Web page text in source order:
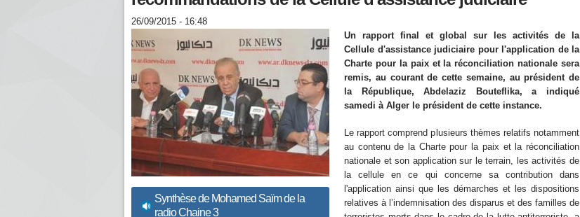
26/09/2015 - 16:48
Synthèse de Mohamed Saïm de la
radio Chaine 3
Un rapport final et global sur les activités de la
Cellule d'assistance judiciaire pour l'application de la
Charte pour la paix et la réconciliation nationale sera
remis, au courant de cette semaine, au président de
la République, Abdelaziz Bouteflika, a indiqué
samedi à Alger le président de cette instance.
Le rapport comprend plusieurs thèmes relatifs notamment
au contenu de la Charte pour la paix et la réconciliation
nationale et son application sur le terrain, les activités de
la cellule en ce qui concerne sa contribution dans
l'application ainsi que les démarches et les dispositions
relatives à l’indemnisation des disparus et des familles de